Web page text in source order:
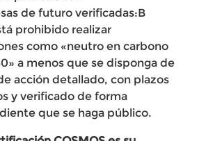
de futuro verificadas:B
prohibido realizar
como «neutro en carbono
a menos que se disponga de
acción detallado, con plazos
y verificado de forma
que se haga público.